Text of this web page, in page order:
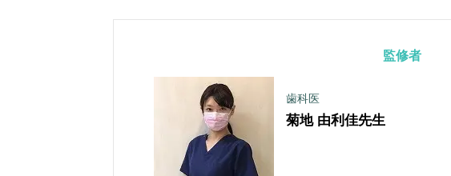
監修者
歯科医
菊地 由利佳先生